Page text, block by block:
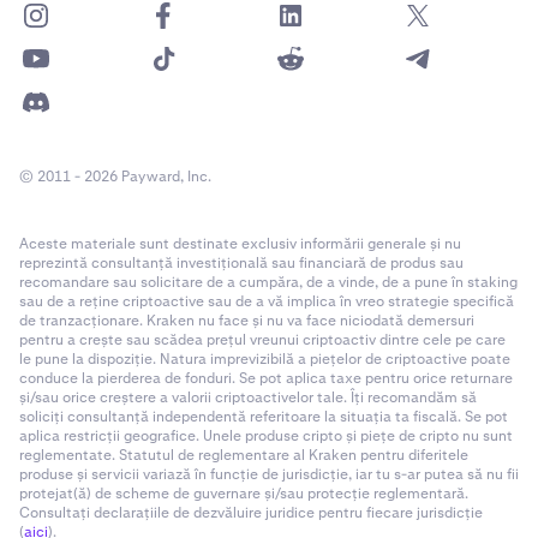
Notă: Se aplică restricții geografice pentru
disponibilitatea activelor și a programelor – vezi
Global Dollar Network (USDG)
✅
USD Coin (USDC)
✅
© 2011 - 2026 Payward, Inc.
Aceste materiale sunt destinate exclusiv informării generale și nu
reprezintă consultanță investițională sau financiară de produs sau
recomandare sau solicitare de a cumpăra, de a vinde, de a pune în staking
sau de a reține criptoactive sau de a vă implica în vreo strategie specifică
de tranzacționare. Kraken nu face și nu va face niciodată demersuri
pentru a crește sau scădea prețul vreunui criptoactiv dintre cele pe care
le pune la dispoziție. Natura imprevizibilă a piețelor de criptoactive poate
conduce la pierderea de fonduri. Se pot aplica taxe pentru orice returnare
și/sau orice creștere a valorii criptoactivelor tale. Îți recomandăm să
soliciți consultanță independentă referitoare la situația ta fiscală. Se pot
aplica restricții geografice. Unele produse cripto și piețe de cripto nu sunt
reglementate. Statutul de reglementare al Kraken pentru diferitele
produse și servicii variază în funcție de jurisdicție, iar tu s-ar putea să nu fii
protejat(ă) de scheme de guvernare și/sau protecție reglementară.
Consultați declarațiile de dezvăluire juridice pentru fiecare jurisdicție
(aici).